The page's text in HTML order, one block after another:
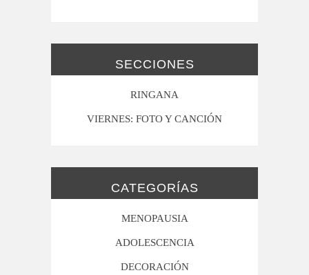
SECCIONES
RINGANA
VIERNES: FOTO Y CANCIÓN
CATEGORÍAS
MENOPAUSIA
ADOLESCENCIA
DECORACIÓN